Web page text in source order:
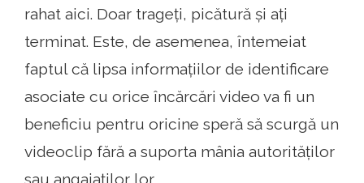
rahat aici. Doar trageți, picătură și ați
terminat. Este, de asemenea, întemeiat
faptul că lipsa informațiilor de identificare
asociate cu orice încărcări video va fi un
beneficiu pentru oricine speră să scurgă un
videoclip fără a suporta mânia autorităților
sau angajaților lor.